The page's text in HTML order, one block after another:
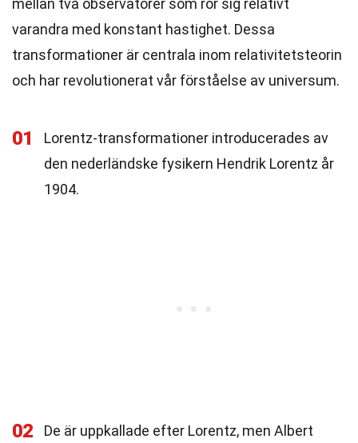
mellan två observatörer som rör sig relativt
varandra med konstant hastighet. Dessa
transformationer är centrala inom relativitetsteorin
och har revolutionerat vår förståelse av universum.
01
Lorentz-transformationer introducerades av
den nederländske fysikern Hendrik Lorentz år
1904.
02
De är uppkallade efter Lorentz, men Albert